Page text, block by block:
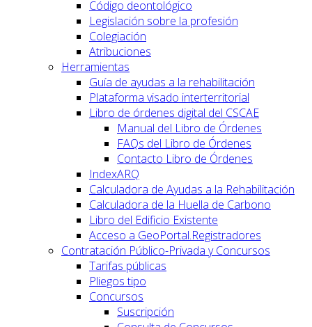
Código deontológico
Legislación sobre la profesión
Colegiación
Atribuciones
Herramientas
Guía de ayudas a la rehabilitación
Plataforma visado interterritorial
Libro de órdenes digital del CSCAE
Manual del Libro de Órdenes
FAQs del Libro de Órdenes
Contacto Libro de Órdenes
IndexARQ
Calculadora de Ayudas a la Rehabilitación
Calculadora de la Huella de Carbono
Libro del Edificio Existente
Acceso a GeoPortal.Registradores
Contratación Público-Privada y Concursos
Tarifas públicas
Pliegos tipo
Concursos
Suscripción